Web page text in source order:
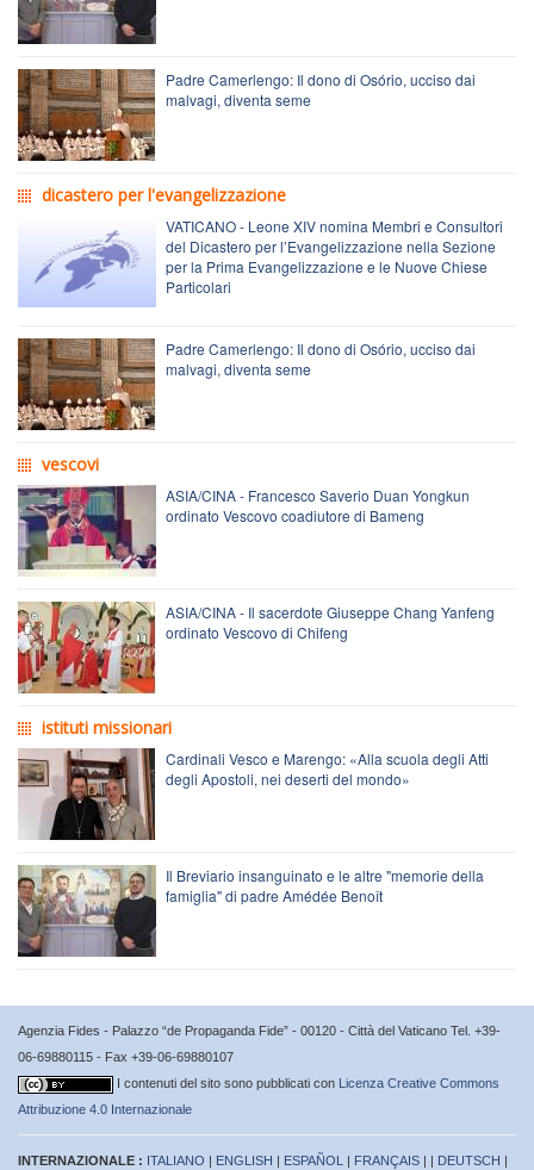
Padre Camerlengo: Il dono di Osório, ucciso dai
malvagi, diventa seme
dicastero per l'evangelizzazione
VATICANO - Leone XIV nomina Membri e Consultori
del Dicastero per l’Evangelizzazione nella Sezione
per la Prima Evangelizzazione e le Nuove Chiese
Particolari
Padre Camerlengo: Il dono di Osório, ucciso dai
malvagi, diventa seme
vescovi
ASIA/CINA - Francesco Saverio Duan Yongkun
ordinato Vescovo coadiutore di Bameng
ASIA/CINA - Il sacerdote Giuseppe Chang Yanfeng
ordinato Vescovo di Chifeng
istituti missionari
Cardinali Vesco e Marengo: «Alla scuola degli Atti
degli Apostoli, nei deserti del mondo»
Il Breviario insanguinato e le altre "memorie della
famiglia" di padre Amédée Benoît
Agenzia Fides - Palazzo “de Propaganda Fide” - 00120 - Città del Vaticano Tel. +39-
06-69880115 - Fax +39-06-69880107
I contenuti del sito sono pubblicati con Licenza Creative Commons
Attribuzione 4.0 Internazionale
INTERNAZIONALE : ITALIANO | ENGLISH | ESPAÑOL | FRANÇAIS | | DEUTSCH |